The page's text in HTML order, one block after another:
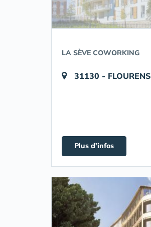
LA SÈVE COWORKING
31130 - FLOURENS
Plus d'infos